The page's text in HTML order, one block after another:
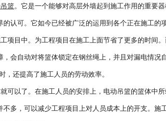
篮。它是一个能够对高层外墙起到施工作用的重要
认可。它如今已经被广泛的运用到各个正在施工的项
项目中。为工程项目在施工上面节省了更多的时间
会自动对将篮体锁定在钢丝绳上，并且对漏电情况
，还提高了施工人员的劳动效率。
可以了。在施工人员的安排上，电动吊篮的篮体中
多，可以减少工程项目上对人员成本上的开支。施